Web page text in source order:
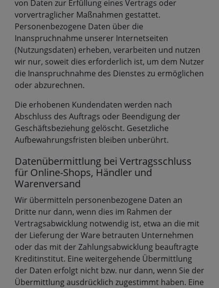
von Daten zur Erfüllung eines Vertrags oder
vorvertraglicher Maßnahmen gestattet.
Personenbezogene Daten über die
Inanspruchnahme unserer Internetseiten
(Nutzungsdaten) erheben, verarbeiten und nutzen
wir nur, soweit dies erforderlich ist, um dem Nutzer
die Inanspruchnahme des Dienstes zu ermöglichen
oder abzurechnen.
Die erhobenen Kundendaten werden nach
Abschluss des Auftrags oder Beendigung der
Geschäftsbeziehung gelöscht. Gesetzliche
Aufbewahrungsfristen bleiben unberührt.
Datenübermittlung bei Vertragsschluss
für Online-Shops, Händler und
Warenversand
Wir übermitteln personenbezogene Daten an
Dritte nur dann, wenn dies im Rahmen der
Vertragsabwicklung notwendig ist, etwa an die mit
der Lieferung der Ware betrauten Unternehmen
oder das mit der Zahlungsabwicklung beauftragte
Kreditinstitut. Eine weitergehende Übermittlung
der Daten erfolgt nicht bzw. nur dann, wenn Sie der
Übermittlung ausdrücklich zugestimmt haben. Eine